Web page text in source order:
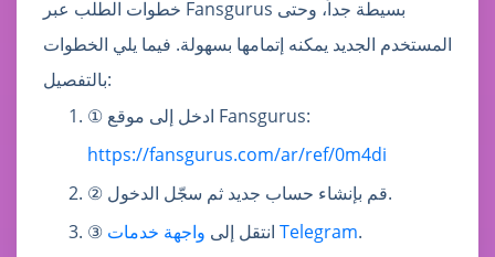
خطوات الطلب عبر Fansgurus بسيطة جداً، وحتى
المستخدم الجديد يمكنه إتمامها بسهولة. فيما يلي الخطوات
بالتفصيل:
① ادخل إلى موقع Fansgurus:
https://fansgurus.com/ar/ref/0m4di
② قم بإنشاء حساب جديد ثم سجّل الدخول.
③ انتقل إلى واجهة خدمات Telegram.